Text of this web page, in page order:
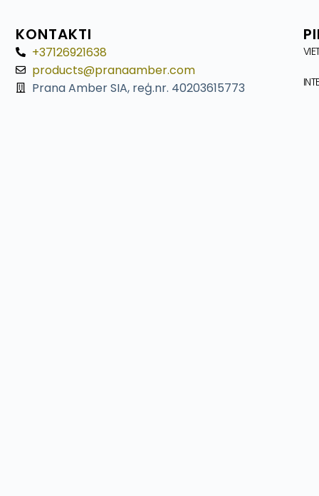
KONTAKTI
+37126921638
products@pranaamber.com
Prana Amber SIA, reģ.nr. 40203615773